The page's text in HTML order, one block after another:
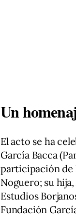
Un
El acto se ha
García Bacca
participación de
Noguero; su
Estudios
Fundación